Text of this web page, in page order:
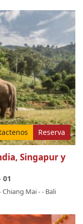
Reserva
Singapur y
01
Chiang Mai-- Bali